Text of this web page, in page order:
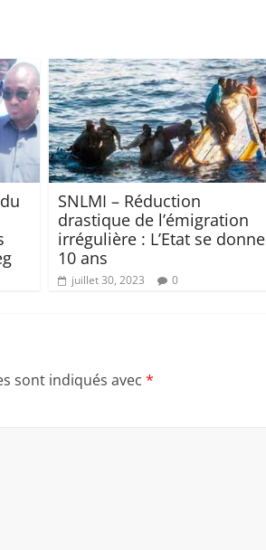
SNLMI – Réduction
drastique de l’émigration
irrégulière : L’Etat se donne
10 ans
juillet 30, 2023 0
sont indiqués avec *